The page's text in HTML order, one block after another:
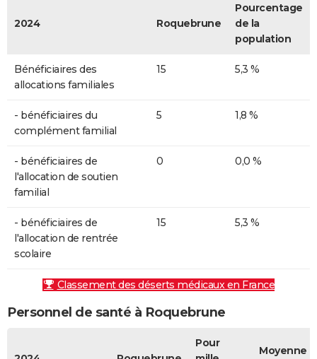
2024 Roquebrune
Pourcentage
de la
population
Bénéficiaires des
allocations familiales
15 5,3 %
- bénéficiaires du
complément familial
5 1,8 %
- bénéficiaires de
l'allocation de soutien
familial
0 0,0 %
- bénéficiaires de
l'allocation de rentrée
scolaire
15 5,3 %
Classement des déserts médicaux en France
Personnel de santé à Roquebrune
Pour
Moyenne